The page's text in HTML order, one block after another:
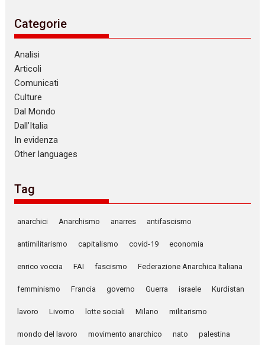
Categorie
Analisi
Articoli
Comunicati
Culture
Dal Mondo
Dall’Italia
In evidenza
Other languages
Tag
anarchici Anarchismo anarres antifascismo
antimilitarismo capitalismo covid-19 economia
enrico voccia FAI fascismo Federazione Anarchica Italiana
femminismo Francia governo Guerra israele Kurdistan
lavoro Livorno lotte sociali Milano militarismo
mondo del lavoro movimento anarchico nato palestina